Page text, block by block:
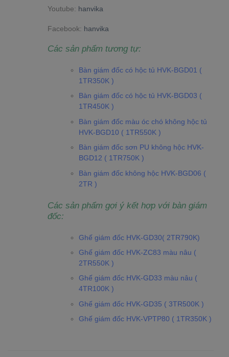
Youtube: hanvika
Facebook: hanvika
Các sản phẩm tương tự:
Bàn giám đốc có hộc tủ HVK-BGD01 (
1TR350K )
Bàn giám đốc có hộc tủ HVK-BGD03 (
1TR450K )
Bàn giám đốc màu óc chó không hộc tủ
HVK-BGD10 ( 1TR550K )
Bàn giám đốc sơn PU không hộc HVK-
BGD12 ( 1TR750K )
Bàn giám đốc không hộc HVK-BGD06 (
2TR )
Các sản phẩm gợi ý kết hợp với bàn giám
đốc:
Ghế giám đốc HVK-GD30( 2TR790K)
Ghế giám đốc HVK-ZC83 màu nâu (
2TR550K )
Ghế giám đốc HVK-GD33 màu nâu (
4TR100K )
Ghế giám đốc HVK-GD35 ( 3TR500K )
Ghế giám đốc HVK-VPTP80 ( 1TR350K )